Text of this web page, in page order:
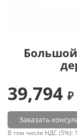
39,794
Заказать
В том числе НДС (5%):